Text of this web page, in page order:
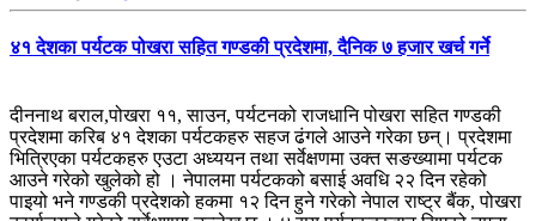
४१ देशका पर्यटक पोखरा सहित गण्डकी प्रदेशमा, दैनिक ७ हजार खर्च गर्ने
दीननाथ बराल,पोखरा ११, साउन, पर्यटनको राजधानि पोखरा सहित गण्डकी
प्रदेशमा करिब ४१ देशका पर्यटकहरु सहज ढंगले आउने गरेका छन्। प्रदेशमा
भित्रिएका पर्यटकहरु एउटा अध्ययन तथा सर्वेक्षणमा उक्त सङख्यामा पर्यटक
आउने गरेको खुलेको हो । नेपालमा पर्यटकको बसाई अवधि २२ दिन रहेको
पाइयो भने गण्डकी प्रदेशको हकमा १२ दिन हुने गरेको नेपाल राष्ट्र बैंक, पोखरा